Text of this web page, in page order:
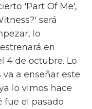
'Part Of Me',
será
lo
en
4 de octubre. Lo
a enseñar este
lo vimos hace
fue el pasado